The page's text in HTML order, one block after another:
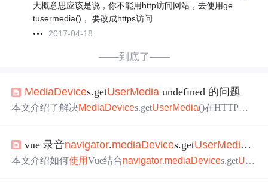
大概意思应该是说，你不能用http访问网站，去使用ge
tusermedia()， 要改成https访问
2017-04-18
——到底了——
MediaDevices.getUserMedia undefined 的问题
本文介绍了解决MediaDevices.getUserMedia()在HTTP环
过特定参数启动Chrome；二是启用Chrome的Insecureorigins
treatedassecure标志。
vue 录音navigator.mediaDevices.getUserMedia 简
本文介绍如何使用Vue结合navigator.mediaDevices.getUse